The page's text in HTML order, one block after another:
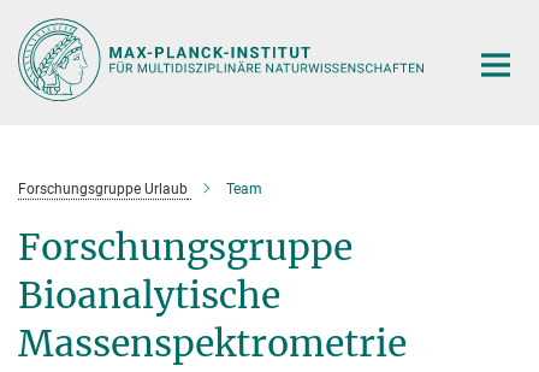
Hauptinhalt
Forschungsgruppe Urlaub Team
Forschungsgruppe
Bioanalytische
Massenspektrometrie